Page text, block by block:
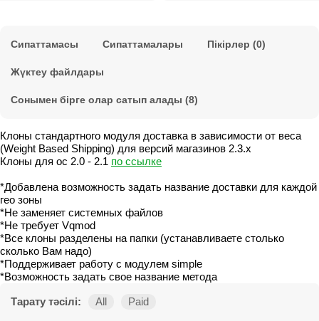
Сипаттамасы Сипаттамалары Пікірлер (0)
Жүктеу файлдары
Сонымен бірге олар сатып алады (8)
Клоны стандартного модуля доставка в зависимости от веса
(Weight Based Shipping) для версий магазинов 2.3.x
Клоны для ос 2.0 - 2.1 по ссылке
*Добавлена возможность задать название доставки для каждой
гео зоны
*Не заменяет системных файлов
*Не требует Vqmod
*Все клоны разделены на папки (устанавливаете столько
сколько Вам надо)
*Поддерживает работу с модулем simple
*Возможность задать свое название метода
Тарату тәсілі: All Paid